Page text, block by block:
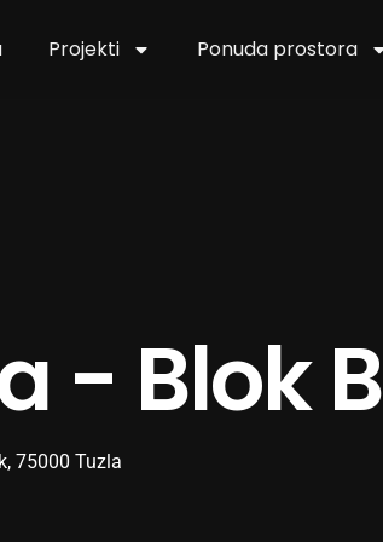
Projekti Ponuda prostora
- Blok B
75000 Tuzla